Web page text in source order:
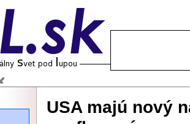
USA majú nový